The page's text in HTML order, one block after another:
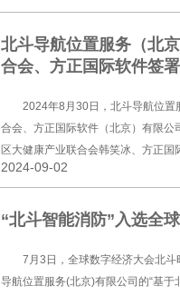
北斗导航位置服务（北
合会、方正国际软件签
2024年8月30日，北斗导航位置
合会、方正国际软件（北京）有限
区大健康产业联合会韩笑冰、方正国
2024-09-02
“北斗智能消防”入选全
7月3日，全球数字经济大会北
导航位置服务(北京)有限公司的“基